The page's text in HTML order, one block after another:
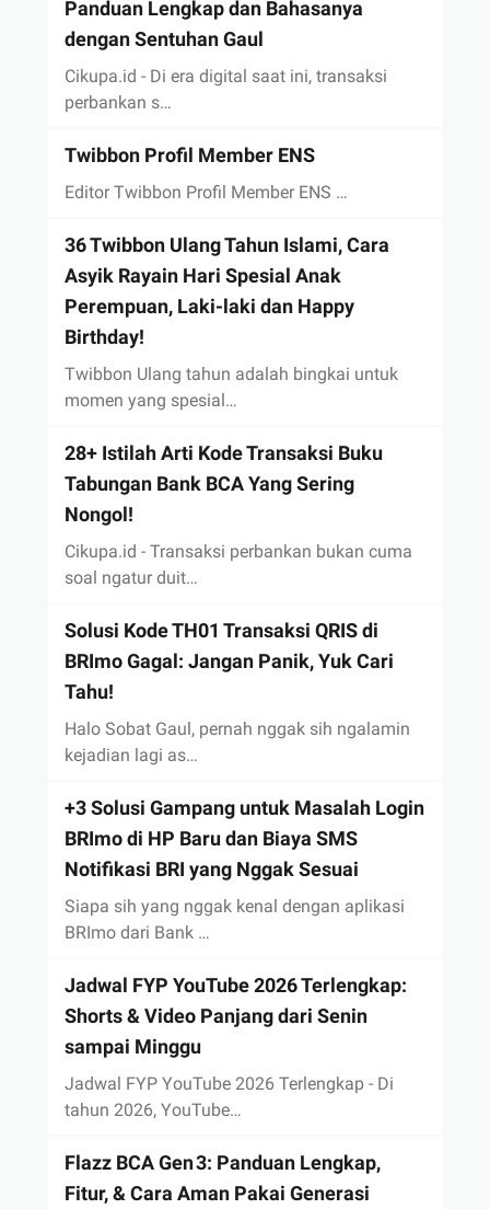
Panduan Lengkap dan Bahasanya
dengan Sentuhan Gaul
Cikupa.id - Di era digital saat ini, transaksi
perbankan s…
Twibbon Profil Member ENS
Editor Twibbon Profil Member ENS …
36 Twibbon Ulang Tahun Islami, Cara
Asyik Rayain Hari Spesial Anak
Perempuan, Laki-laki dan Happy
Birthday!
Twibbon Ulang tahun adalah bingkai untuk
momen yang spesial…
28+ Istilah Arti Kode Transaksi Buku
Tabungan Bank BCA Yang Sering
Nongol!
Cikupa.id - Transaksi perbankan bukan cuma
soal ngatur duit…
Solusi Kode TH01 Transaksi QRIS di
BRImo Gagal: Jangan Panik, Yuk Cari
Tahu!
Halo Sobat Gaul, pernah nggak sih ngalamin
kejadian lagi as…
+3 Solusi Gampang untuk Masalah Login
BRImo di HP Baru dan Biaya SMS
Notifikasi BRI yang Nggak Sesuai
Siapa sih yang nggak kenal dengan aplikasi
BRImo dari Bank …
Jadwal FYP YouTube 2026 Terlengkap:
Shorts & Video Panjang dari Senin
sampai Minggu
Jadwal FYP YouTube 2026 Terlengkap - Di
tahun 2026, YouTube…
Flazz BCA Gen 3: Panduan Lengkap,
Fitur, & Cara Aman Pakai Generasi